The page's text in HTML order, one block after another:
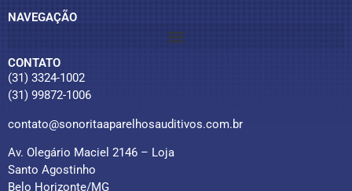
NAVEGAÇÃO
CONTATO
(31) 3324-1002
(31) 99872-1006
contato@sonoritaaparelhosauditivos.com.br
Av. Olegário Maciel 2146 – Loja
Santo Agostinho
Belo Horizonte/MG